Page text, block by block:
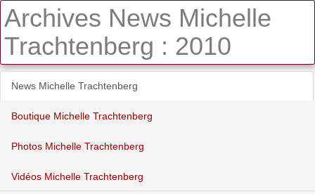
Archives News Michelle
Trachtenberg : 2010
News Michelle Trachtenberg
Boutique Michelle Trachtenberg
Photos Michelle Trachtenberg
Vidéos Michelle Trachtenberg